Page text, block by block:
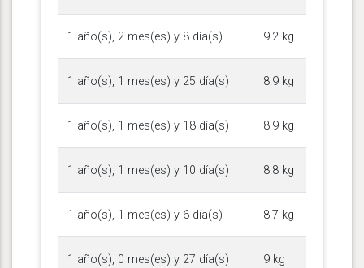
1 año(s), 2 mes(es) y 8 día(s) 9.2 kg
1 año(s), 1 mes(es) y 25 día(s) 8.9 kg
1 año(s), 1 mes(es) y 18 día(s) 8.9 kg
1 año(s), 1 mes(es) y 10 día(s) 8.8 kg
1 año(s), 1 mes(es) y 6 día(s) 8.7 kg
1 año(s), 0 mes(es) y 27 día(s) 9 kg